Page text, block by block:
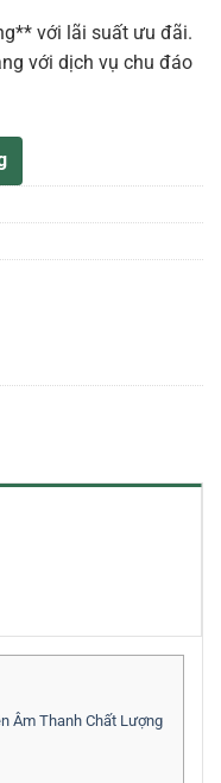
với lãi suất ưu đãi.
với dịch vụ chu đáo
Âm Thanh Chất Lượng